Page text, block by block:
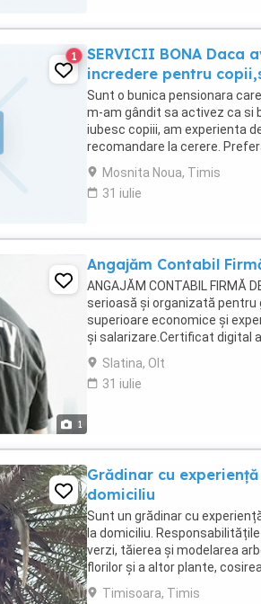
1
SERVICII BONA Daca
incredere pentru
Sunt o bunica pensionara
m-am gândit sa activez ca si
iubesc copiii, am experienta
recomandare la cerere.
Urseni
Mosnita Noua, Timis
31 iulie
1
Angajăm Contabil
ANGAJĂM CONTABIL FIRMĂ
serioasă și organizată
superioare economice și
și salarizare.Certificat digital
Spațiul Privat Virtual ...
Slatina, Olt
31 iulie
Grădinar cu
domiciliu
Sunt un grădinar cu
la domiciliu.
verzi, tăierea și modelarea
florilor și a altor plante,
corespunzătoare ...
Timisoara, Timis